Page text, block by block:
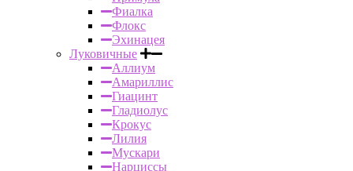
Фиалка
Флокс
Эхинацея
Луковичные
Аллиум
Амариллис
Гиацинт
Гладиолус
Крокус
Лилия
Мускари
Нарциссы